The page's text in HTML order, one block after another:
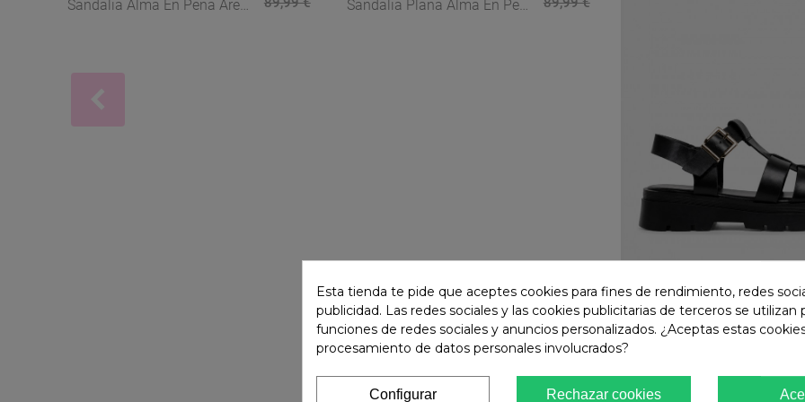
Sandalia Alma En Pena Arena
Sandalia Plana Alma En Pena
Identity
Sandalia Cangrejera Mujer
Urbano Con Plataforma
Esta tienda te pide que aceptes cookies para fines de rendimiento, redes
publicidad. Las redes sociales y las cookies publicitarias de terceros se utilizan
funciones de redes sociales y anuncios personalizados. ¿Aceptas estas
procesamiento de datos personales involucrados?
Rechazar cookies
Configurar